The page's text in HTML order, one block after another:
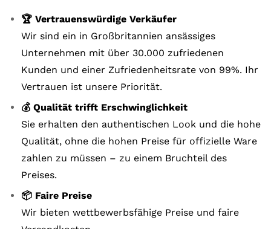
🏆 Vertrauenswürdige Verkäufer
Wir sind ein in Großbritannien ansässiges
Unternehmen mit über 30.000 zufriedenen
Kunden und einer Zufriedenheitsrate von 99%. Ihr
Vertrauen ist unsere Priorität.
💰 Qualität trifft Erschwinglichkeit
Sie erhalten den authentischen Look und die hohe
Qualität, ohne die hohen Preise für offizielle Ware
zahlen zu müssen – zu einem Bruchteil des
Preises.
📦 Faire Preise
Wir bieten wettbewerbsfähige Preise und faire